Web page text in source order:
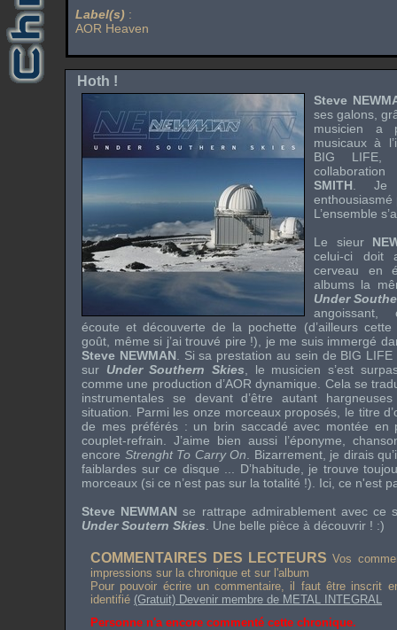
Label(s) :
AOR Heaven
Hoth !
Steve
ses galons,
musicien a
musicaux à
BIG LIFE
SMITH . Je
enthousiasmé
L’ensemble
Le sieur
celui-ci doit
cerveau en
albums la
Under
angoissant,
écoute et découverte de la pochette (d’ailleurs cette
goût, même si j’ai trouvé pire !), je me suis immergé
Steve NEWMAN . Si sa prestation au sein de BIG LIFE
sur Under Southern Skies , le musicien s’est
comme une production d’AOR dynamique. Cela se
instrumentales se devant d’être autant
situation. Parmi les onze morceaux proposés, le titre
de mes préférés : un brin saccadé avec montée en
couplet-refrain. J’aime bien aussi l’éponyme,
encore Strenght To Carry On . Bizarrement, je dirais
faiblardes sur ce disque ... D’habitude, je trouve
morceaux (si ce n’est pas sur la totalité !). Ici, ce n'est
Steve NEWMAN se rattrape admirablement avec ce
Under Soutern Skies . Une belle pièce à découvrir ! :)
COMMENTAIRES DES LECTEURS Vos
impressions sur la chronique et sur l'album
Pour pouvoir écrire un commentaire, il faut être inscrit
identifié (Gratuit) Devenir membre de METAL INTEGRAL
Personne n'a encore commenté cette chronique.